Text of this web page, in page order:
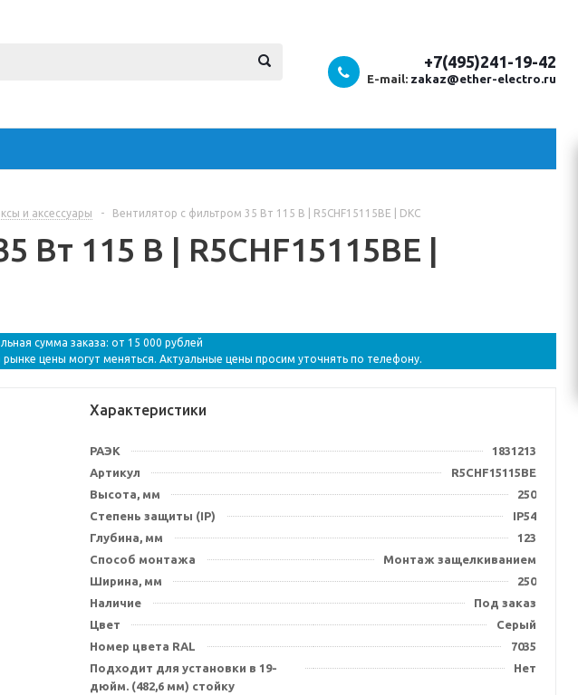
+7(495)241-19-42
E-mail: zakaz@ether-electro.ru
и аксессуары - Вентилятор с фильтром 35 Вт 115 В | R5CHF15115BE | DKC
Вт 115 В | R5CHF15115BE |
сумма заказа: от 15 000 рублей
цены могут меняться. Актуальные цены просим уточнять по телефону.
Характеристики
РАЭК
1831213
Артикул
R5CHF15115BE
Высота, мм
250
Степень защиты (IP)
IP54
Глубина, мм
123
Способ монтажа
Монтаж защелкиванием
Ширина, мм
250
Наличие
Под заказ
Цвет
Серый
Номер цвета RAL
7035
Подходит для установки в 19-
дюйм. (482,6 мм) стойку
Нет